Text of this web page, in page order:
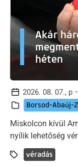
Akár
héten
2026. 08. 07., p
Borsod-Abaúj-
Miskolcon kívül
nyílik lehetőség
véradás